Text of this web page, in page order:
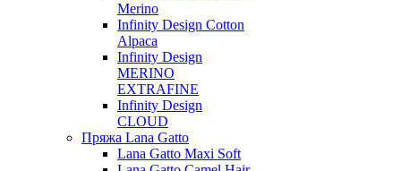
Merino
Infinity Design Cotton
Alpaca
Infinity Design
MERINO
EXTRAFINE
Infinity Design
CLOUD
Пряжа Lana Gatto
Lana Gatto Maxi Soft